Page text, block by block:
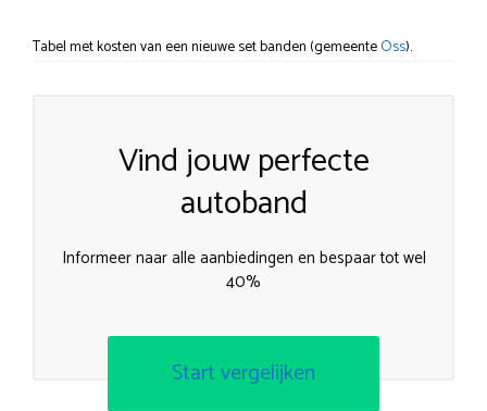
Tabel met kosten van een nieuwe set banden (gemeenteOss).
Vind jouw perfecte
autoband
Informeer naar alle aanbiedingen en bespaar tot wel
40%
Start vergelijken